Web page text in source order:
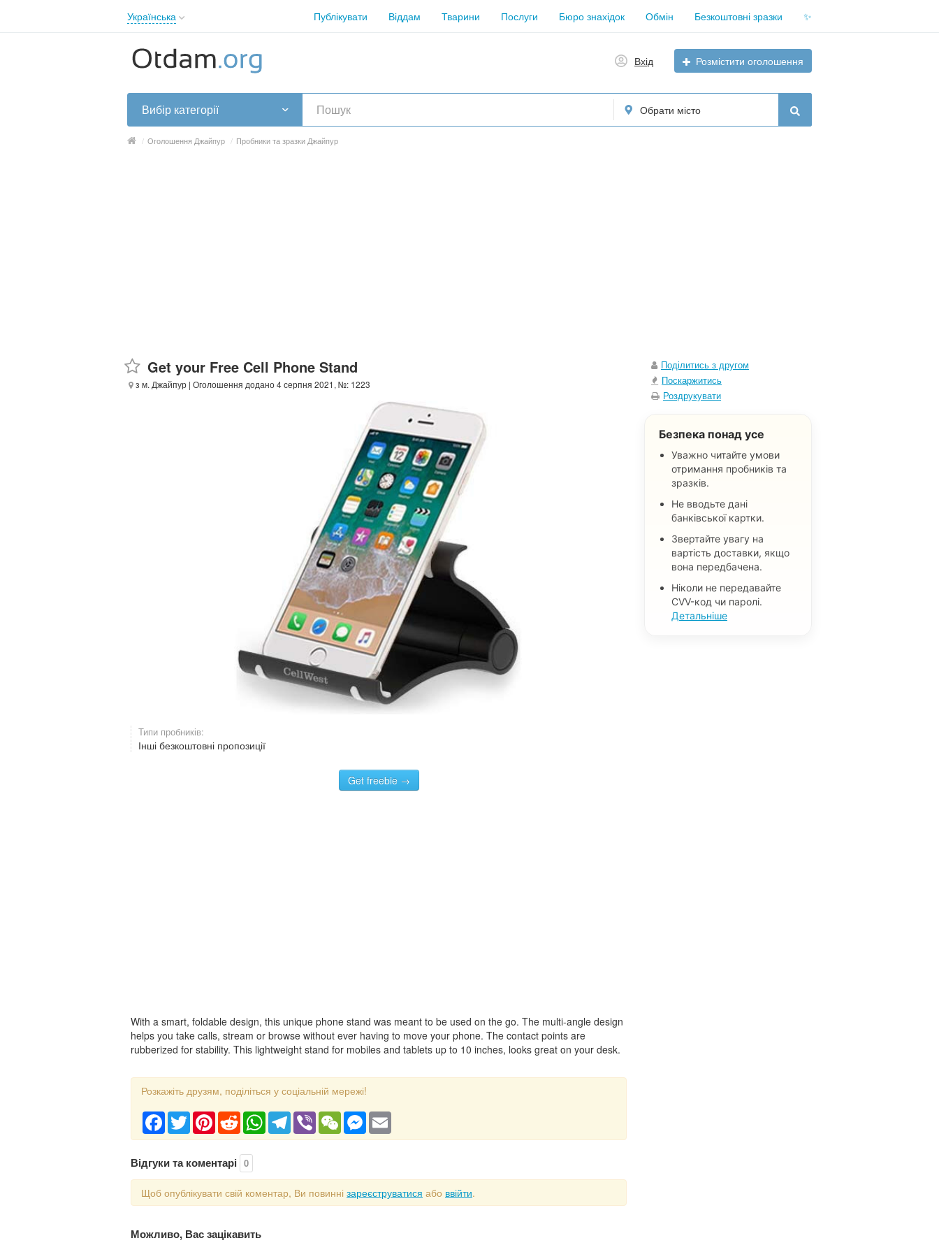
Українська
English
Русский
Українська
Публікувати Віддам Тварини Послуги Бюро знахідок Обмін Безкоштовні зразки ✨
Вхід Розмістити оголошення
Вибір категорії Обрати місто
/ Оголошення Джайпур / Пробники та зразки Джайпур
Get your Free Cell Phone Stand
з м. Джайпур | Оголошення додано 4 серпня 2021, №: 1223
Типи пробників:
Інші безкоштовні пропозиції
Get freebie →
With a smart, foldable design, this unique phone stand was meant to be used on the go. The multi-angle design
helps you take calls, stream or browse without ever having to move your phone. The contact points are
rubberized for stability. This lightweight stand for mobiles and tablets up to 10 inches, looks great on your desk.
Розкажіть друзям, поділіться у соціальній мережі!
Facebook
TwitterPinterestRedditWhatsAppTelegram
Viber WeChatMessenger
Відгуки та коментарі 0
Щоб опублікувати свій коментар, Ви повинні зареєструватися або ввійти.
Можливо, Вас зацікавить
Поділитись з другом
Поскаржитись
Роздрукувати
Безпека понад усе
Уважно читайте умови
отримання пробників та
зразків.
Не вводьте дані
банківської картки.
Звертайте увагу на
вартість доставки, якщо
вона передбачена.
Ніколи не передавайте
CVV-код чи паролі.
Детальніше